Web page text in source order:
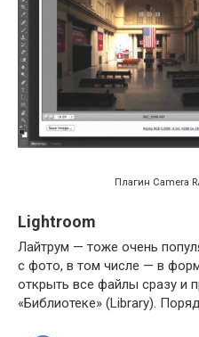
Плагин Camera
Lightroom
Лайтрум — тоже очень
с фото, в том числе — в
открыть все файлы сразу и
«Библиотеке» (Library).